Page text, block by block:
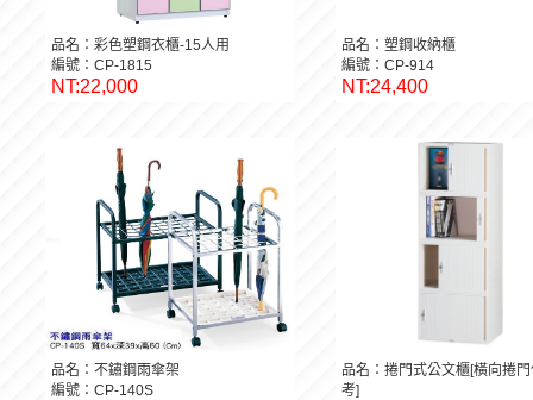
品名：彩色塑鋼衣櫃-15人用
編號：CP-1815
NT:22,000
品名：塑鋼收納櫃
編號：CP-914
NT:24,400
品名：不鏽鋼雨傘架
編號：CP-140S
品名：捲門式公文櫃[橫向捲
考]